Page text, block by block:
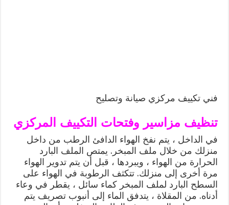
فني تكييف مركزي صيانة وتصليح
تنظيف مزاسير وفتحات التكييف المركزي
في الداخل ، يتم نفخ الهواء الدافئ الرطب من داخل
منزلك من خلال ملف المبخر. يمتص الملف البارد
الحرارة من الهواء ، ويبردها ، قبل أن يتم تدوير الهواء
مرة أخرى إلى منزلك. تتكثف الرطوبة في الهواء على
السطح البارد لملف المبخر كماء سائل ، يقطر في وعاء
أدناه. من المقلاة ، يتدفق الماء إلى أنبوب تصريف يتم